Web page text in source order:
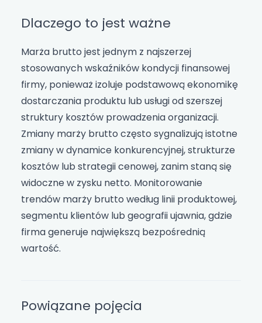
Dlaczego to jest ważne
Marża brutto jest jednym z najszerzej
stosowanych wskaźników kondycji finansowej
firmy, ponieważ izoluje podstawową ekonomikę
dostarczania produktu lub usługi od szerszej
struktury kosztów prowadzenia organizacji.
Zmiany marży brutto często sygnalizują istotne
zmiany w dynamice konkurencyjnej, strukturze
kosztów lub strategii cenowej, zanim staną się
widoczne w zysku netto. Monitorowanie
trendów marży brutto według linii produktowej,
segmentu klientów lub geografii ujawnia, gdzie
firma generuje największą bezpośrednią
wartość.
Powiązane pojęcia